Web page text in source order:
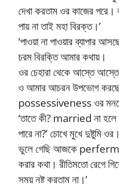
দেখা করতাম ওর কাজের
পায় না তাই মহা বিরক্ত।’
‘পাওয়া না পাওয়ার ব্যাপার
চরম বিরক্তি আমার কথায়।
ওর চেহারা থেকে আস্তে আস্তে
ও আমার আচরন উপভোগ
possessiveness ওর
‘তাতে কী? married না হলে
পারে না?’ চোখে মুখে দুষ্টুমি ওর।
ভুলে গেছি আজকে
করার কথা। রীতিমতো রেগে
সময় নষ্ট করতাম না।’